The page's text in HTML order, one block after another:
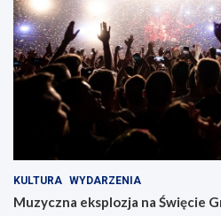
KULTURA WYDARZENIA
Muzyczna eksplozja na Święcie